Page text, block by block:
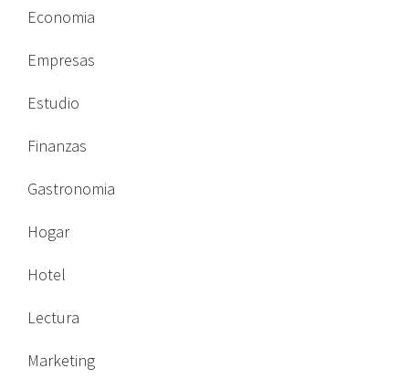
Economia
Empresas
Estudio
Finanzas
Gastronomia
Hogar
Hotel
Lectura
Marketing